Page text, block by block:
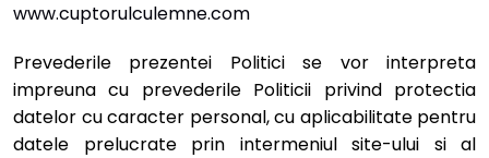
www.cuptorulculemne.com
Prevederile prezentei Politici se vor interpreta
impreuna cu prevederile Politicii privind protectia
datelor cu caracter personal, cu aplicabilitate pentru
datele prelucrate prin intermeniul site-ului si al